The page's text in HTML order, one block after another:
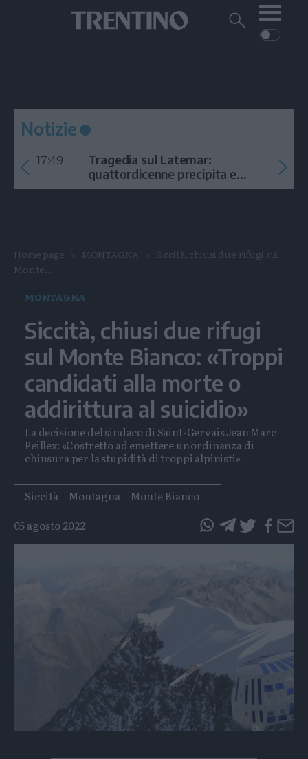
Cerca
CRONACA
GARDA
CULTURA
VIDEO
Notizie
17:49
Tragedia sul Latemar:
quattordicenne precipita e
muore
Home page MONTAGNA
Siccità, chiusi due rifugi sul
Monte...
MONTAGNA
Siccità, chiusi due rifugi
sul Monte Bianco: «Troppi
candidati alla morte o
addirittura al suicidio»
La decisione del sindaco di Saint-Gervais Jean Marc
Peillex: «Costretto ad emettere un'ordinanza di
chiusura per la stupidità di troppi alpinisti»
Tags
Siccità Montagna
Monte Bianco
05 agosto 2022
questo
Whatsapp
questo
Telegram